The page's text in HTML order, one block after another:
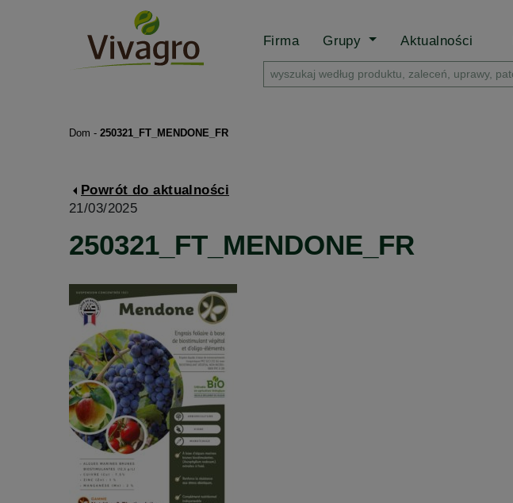
Firma Grupy Aktualności
Dom - 250321_FT_MENDONE_FR
Powrót do aktualności
21/03/2025
250321_FT_MENDONE_FR